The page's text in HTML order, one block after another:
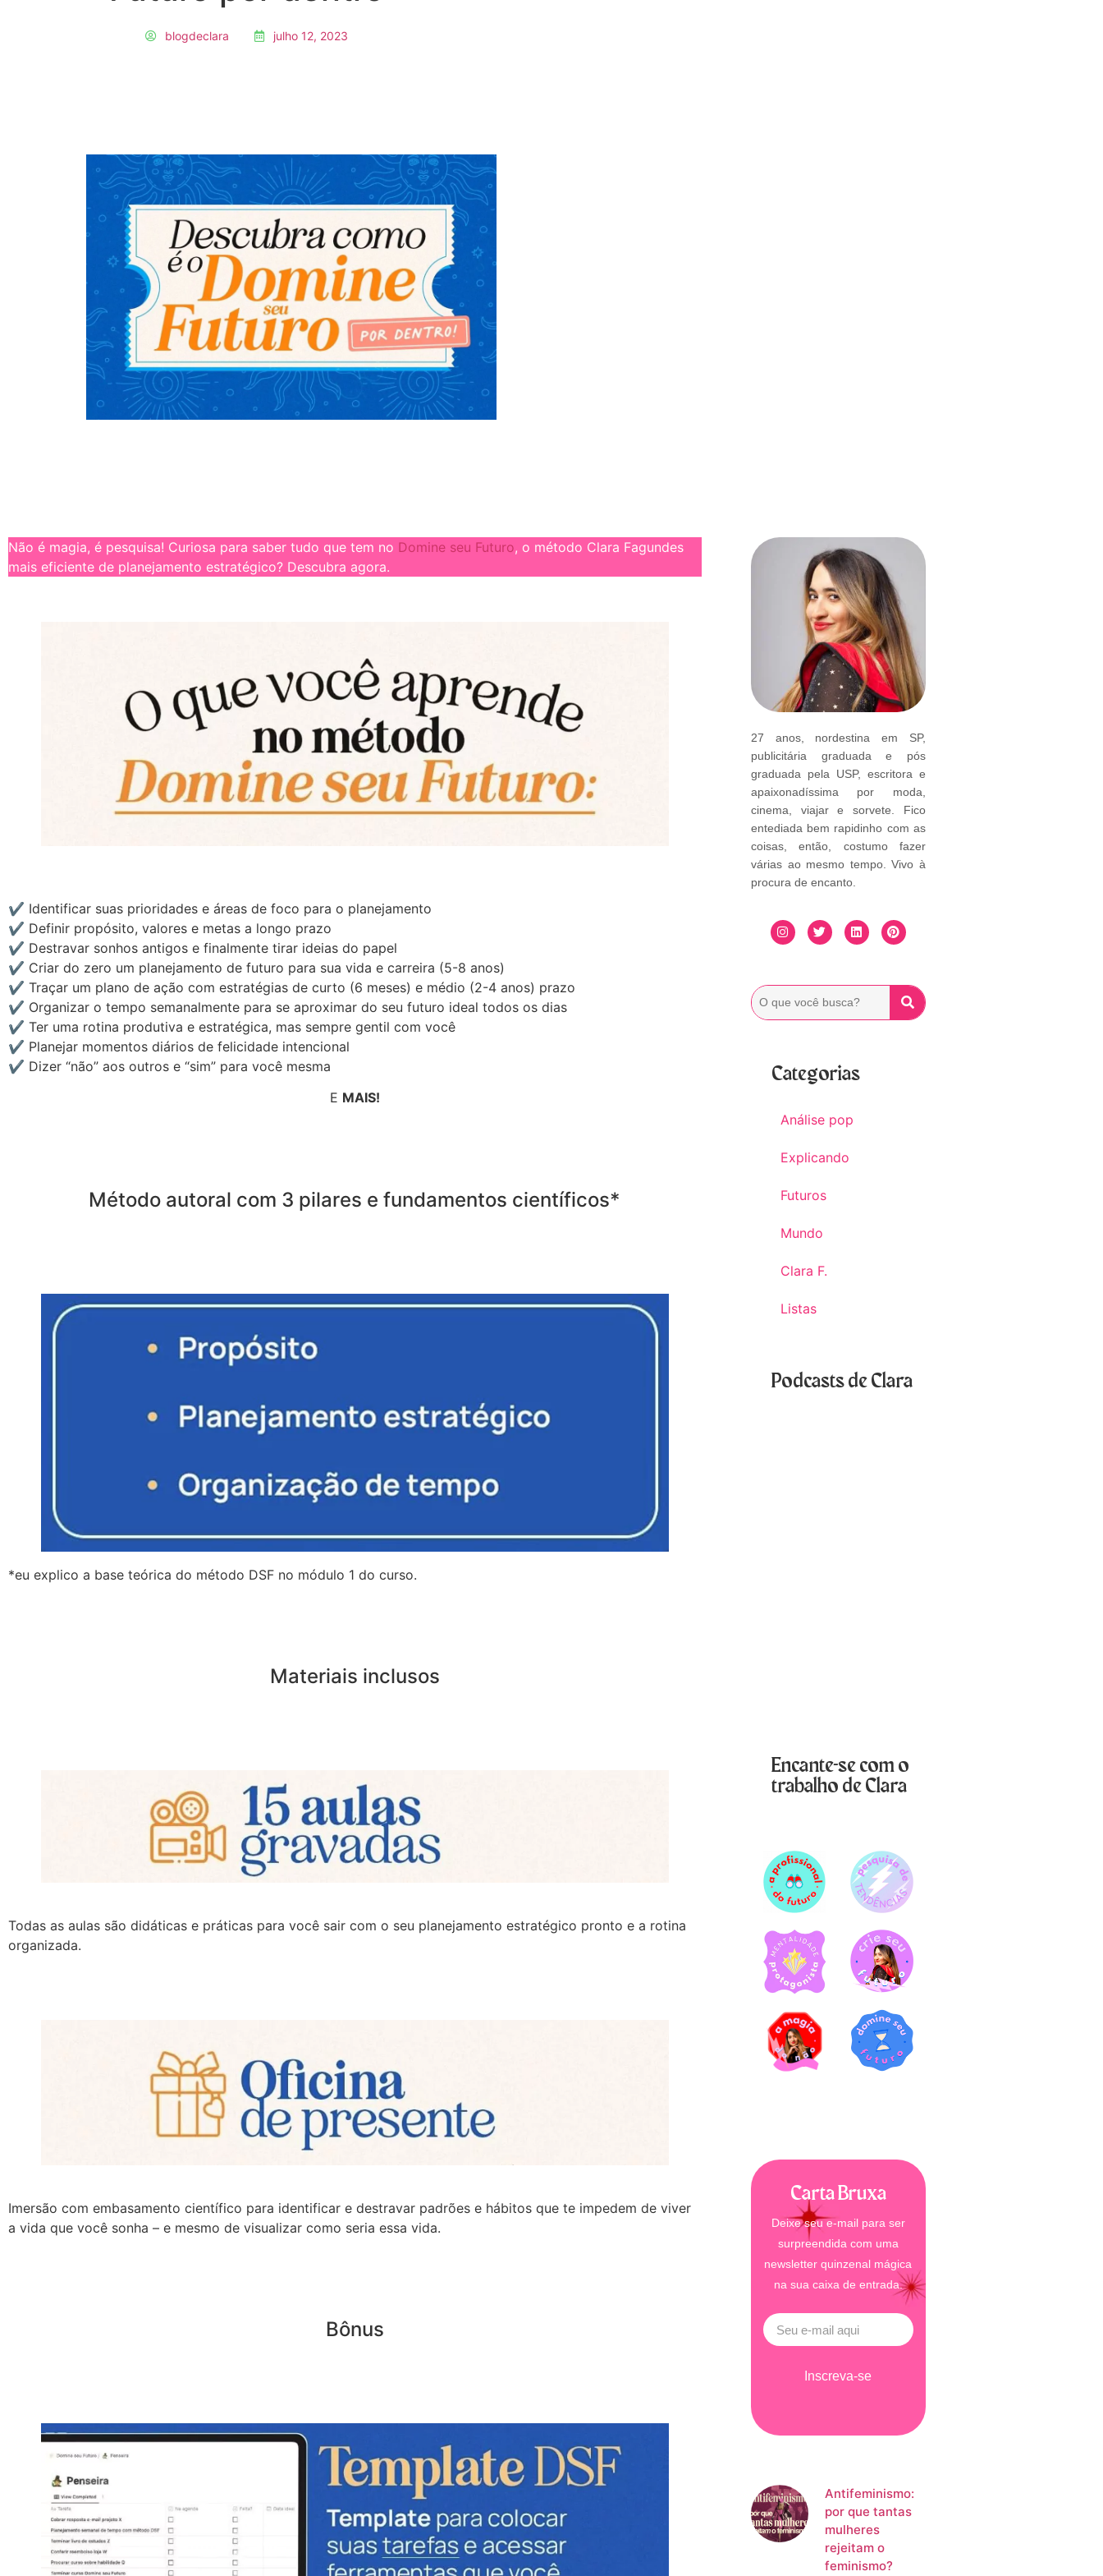
blogdeclara julho 12, 2023
Não é magia, é pesquisa! Curiosa para saber tudo que tem no Domine seu Futuro, o método Clara Fagundes
mais eficiente de planejamento estratégico? Descubra agora.
✔ Identificar suas prioridades e áreas de foco para o planejamento
✔ Definir propósito, valores e metas a longo prazo
✔ Destravar sonhos antigos e finalmente tirar ideias do papel
✔ Criar do zero um planejamento de futuro para sua vida e carreira (5-8 anos)
✔ Traçar um plano de ação com estratégias de curto (6 meses) e médio (2-4 anos) prazo
✔ Organizar o tempo semanalmente para se aproximar do seu futuro ideal todos os dias
✔ Ter uma rotina produtiva e estratégica, mas sempre gentil com você
✔ Planejar momentos diários de felicidade intencional
✔ Dizer “não” aos outros e “sim” para você mesma
E MAIS!
Método autoral com 3 pilares e fundamentos científicos*
*eu explico a base teórica do método DSF no módulo 1 do curso.
Materiais inclusos
Todas as aulas são didáticas e práticas para você sair com o seu planejamento estratégico pronto e a rotina
organizada.
Imersão com embasamento científico para identificar e destravar padrões e hábitos que te impedem de viver
a vida que você sonha – e mesmo de visualizar como seria essa vida.
Bônus
27 anos, nordestina em SP,
publicitária graduada e pós
graduada pela USP, escritora e
apaixonadíssima por moda,
cinema, viajar e sorvete. Fico
entediada bem rapidinho com as
coisas, então, costumo fazer
várias ao mesmo tempo. Vivo à
procura de encanto.
Categorias
Análise pop
Explicando
Futuros
Mundo
Clara F.
Listas
Podcasts de Clara
Encante-se com o
trabalho de Clara
Carta Bruxa
Deixe seu e-mail para ser
surpreendida com uma
newsletter quinzenal mágica
na sua caixa de entrada.
Inscreva-se
Antifeminismo:
por que tantas
mulheres
rejeitam o
feminismo?